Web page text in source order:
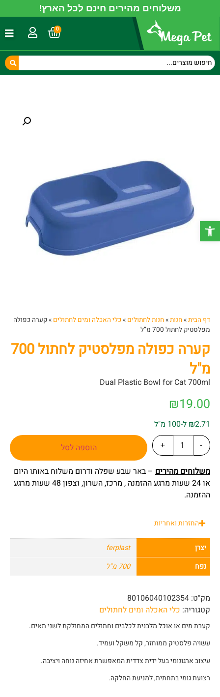
פתח סרגל נגישות
משלוחים מהירים חינם לכל הארץ!
0
דף הבית»חנות»חנות לחתולים »כלי האכלה ומים לחתולים »קערה כפולה
מפלסטיק לחתול 700 מ”ל
קערה כפולה מפלסטיק לחתול 700
מ"ל
Dual Plastic Bowl for Cat 700ml
₪19.00
₪2.71 ל-100 מ"ל
-
+
הוספה לסל
משלוחים מהירים – באר שבע שפלה ודרום משלוח באותו היום
או 24 שעות מרגע ההזמנה , מרכז, השרון, וצפון 48 שעות מרגע
ההזמנה.
החזרות ואחריות
יצרן
ferplast
נפח
700 מ"ל
מק"ט: 80106040102354
קטגוריה: כלי האכלה ומים לחתולים
קערת מים או אוכל מלבנית לכלבים וחתולים המחולקת לשני תאים.
עשויה פלסטיק ממוחזר, קל משקל ועמיד.
עיצוב ארגונומי בעל ידית צדדית המאפשרת אחיזה נוחה ויציבה.
רצועת גומי בתחתית, למניעת החלקה.